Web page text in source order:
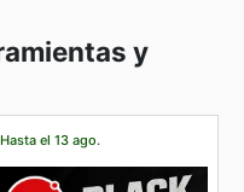
y
Hasta el 13 ago.